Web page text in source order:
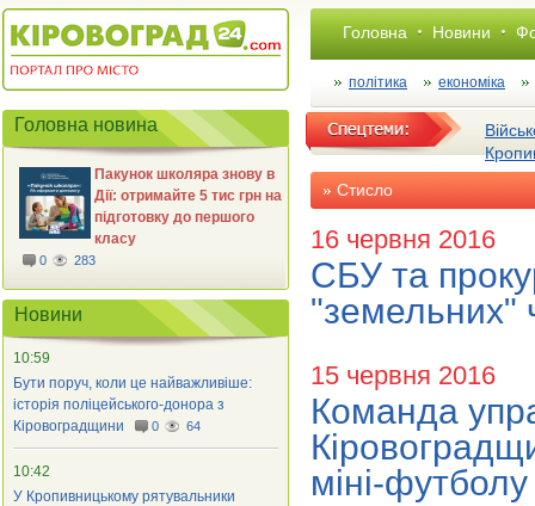
Головна Новини
політика економіка
Стисло
16 червня 2016
СБУ та
"земельних"
15 червня 2016
Команда
міні-футболу
Головна новина
Пакунок школяра знову в
Дії: отримайте 5 тис грн на
підготовку до першого
класу
0 283
Новини
10:59
Бути поруч, коли це найважливіше:
історія поліцейського-донора з
Кіровоградщини
0 64
10:42
У Кропивницькому рятувальники